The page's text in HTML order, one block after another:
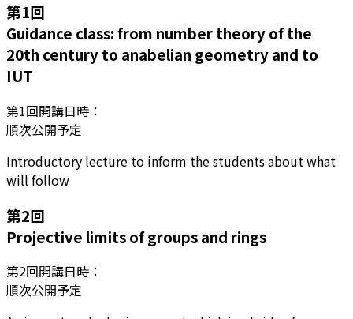
第1回
Guidance class: from number theory of the
20th century to anabelian geometry and to
IUT
第1回開講日時：
順次公開予定
Introductory lecture to inform the students about what
will follow
第2回
Projective limits of groups and rings
第2回開講日時：
順次公開予定